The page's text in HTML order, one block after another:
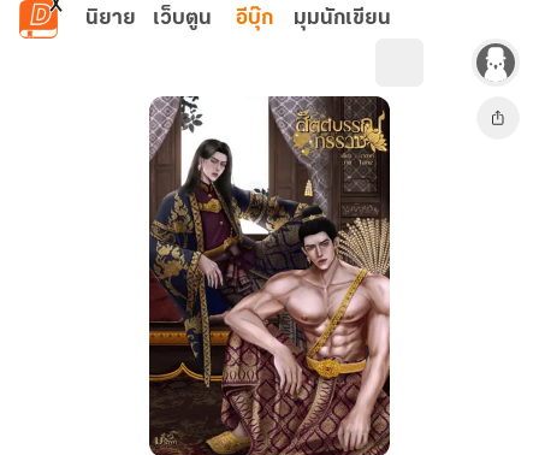
ข้ามไปยังเนื้อหาหลัก
นิยาย เว็บตูน อีบุ๊ก มุมนักเขียน